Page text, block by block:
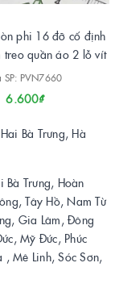
phi 16 đỡ cố định
treo quần áo 2 lỗ vít
SP: PVN7660
6.600₫
Bà Trưng, Hà
Trưng, Hoàn
Tây Hồ, Nam Từ
Gia Lâm, Đông
Mỹ Đức, Phúc
, Mê Linh, Sóc Sơn,